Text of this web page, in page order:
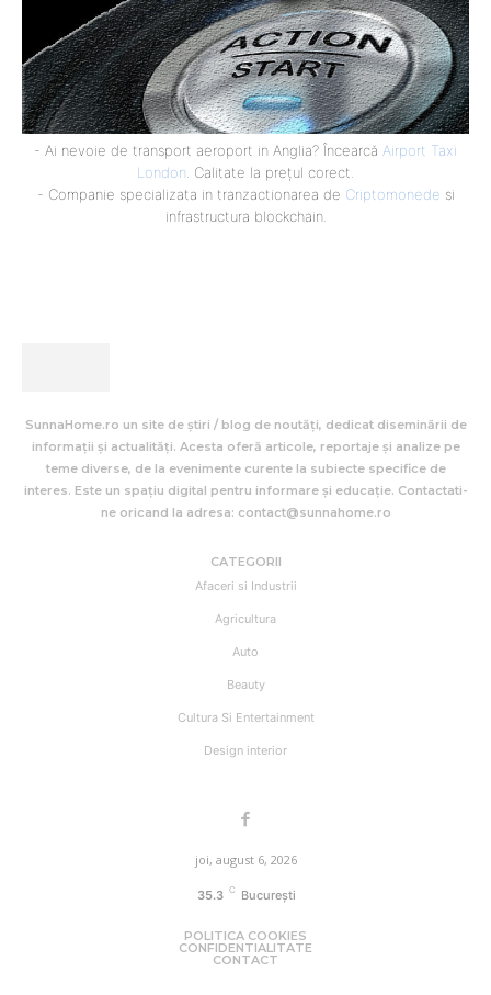
- Ai nevoie de transport aeroport in Anglia? Încearcă Airport Taxi
London. Calitate la prețul corect.
- Companie specializata in tranzactionarea de Criptomonede si
infrastructura blockchain.
SunnaHome.ro un site de știri / blog de noutăți, dedicat diseminării de
informații și actualități. Acesta oferă articole, reportaje și analize pe
teme diverse, de la evenimente curente la subiecte specifice de
interes. Este un spațiu digital pentru informare și educație. Contactati-
ne oricand la adresa: contact@sunnahome.ro
CATEGORII
Afaceri si Industrii
Agricultura
Auto
Beauty
Cultura Si Entertainment
Design interior
joi, august 6, 2026
35.3 C București
POLITICA COOKIES
CONFIDENTIALITATE
CONTACT